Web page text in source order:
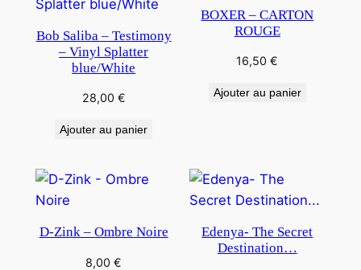
Bob Saliba – Testimony
– Vinyl Splatter
blue/White
28,00 €
Ajouter au panier
BOXER – CARTON
ROUGE
16,50€
Ajouter au panier
D-Zink – Ombre Noire
8,00€
Edenya- The Secret
Destination…